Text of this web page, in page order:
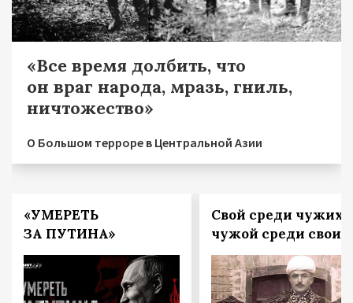
«Все время долбить, что
он враг народа, мразь, гниль,
ничтожество»
О Большом терроре в Центральной Азии
«УМЕРЕТЬ
ЗА ПУТИНА»
Свой среди чужих,
чужой среди своих